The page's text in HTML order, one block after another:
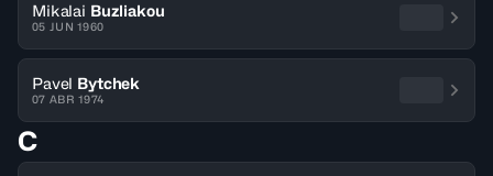
Mikalai Buzliakou
05 JUN 1960
Pavel Bytchek
07 ABR 1974
C